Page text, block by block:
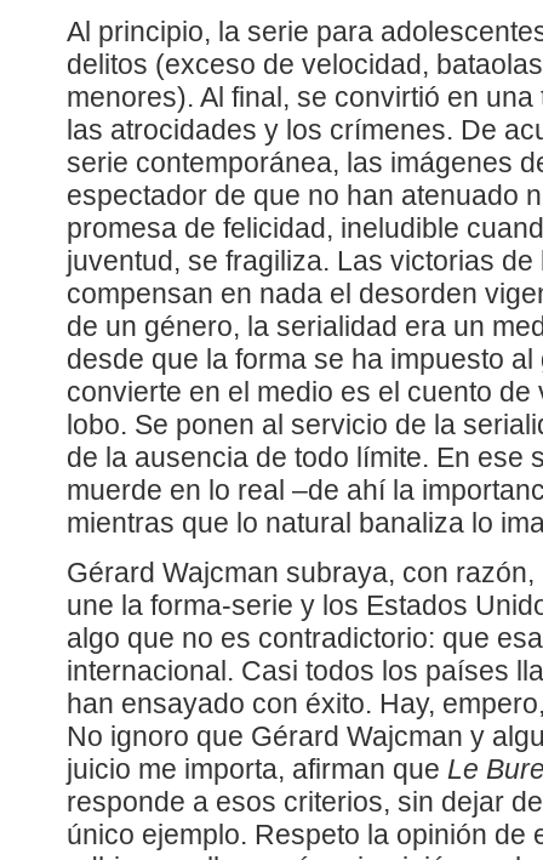
Al principio, la serie para
delitos (exceso de velocidad,
menores). Al final, se convirtió en
las atrocidades y los crímenes. De
serie contemporánea, las imágenes
espectador de que no han atenuado
promesa de felicidad, ineludible
juventud, se fragiliza. Las victorias
compensan en nada el desorden
de un género, la serialidad era un
desde que la forma se ha impuesto
convierte en el medio es el cuento
lobo. Se ponen al servicio de la
de la ausencia de todo límite. En ese
muerde en lo real –de ahí la
mientras que lo natural banaliza lo
Gérard Wajcman subraya, con
une la forma-serie y los Estados
algo que no es contradictorio: que
internacional. Casi todos los países
han ensayado con éxito. Hay,
No ignoro que Gérard Wajcman y
juicio me importa, afirman que Le
responde a esos criterios, sin dejar
único ejemplo. Respeto la opinión de